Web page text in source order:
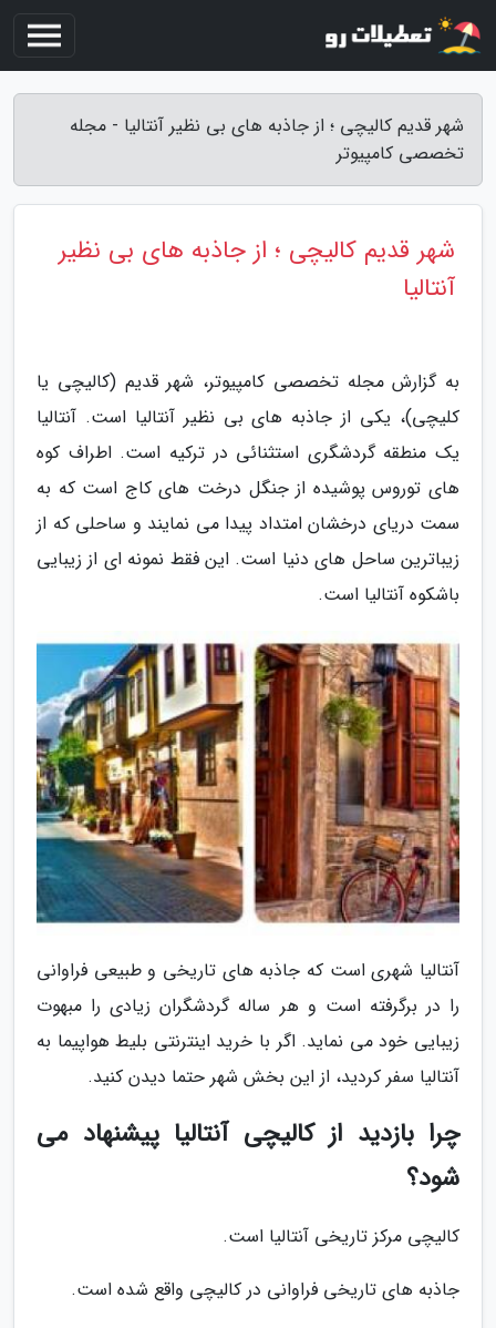
شهر قدیم کالیچی ؛ از جاذبه های بی نظیر آنتالیا - مجله
تخصصی کامپیوتر
شهر قدیم کالیچی ؛ از جاذبه های بی نظیر
آنتالیا
به گزارش مجله تخصصی کامپیوتر، شهر قدیم (کالیچی یا
کلیچی)، یکی از جاذبه های بی نظیر آنتالیا است. آنتالیا
یک منطقه گردشگری استثنائی در ترکیه است. اطراف کوه
های توروس پوشیده از جنگل درخت های کاج است که به
سمت دریای درخشان امتداد پیدا می نمایند و ساحلی که از
زیباترین ساحل های دنیا است. این فقط نمونه ای از زیبایی
باشکوه آنتالیا است.
آنتالیا شهری است که جاذبه های تاریخی و طبیعی فراوانی
را در برگرفته است و هر ساله گردشگران زیادی را مبهوت
زیبایی خود می نماید. اگر با خرید اینترنتی بلیط هواپیما به
آنتالیا سفر کردید، از این بخش شهر حتما دیدن کنید.
چرا بازدید از کالیچی آنتالیا پیشنهاد می
شود؟
کالیچی مرکز تاریخی آنتالیا است.
جاذبه های تاریخی فراوانی در کالیچی واقع شده است.